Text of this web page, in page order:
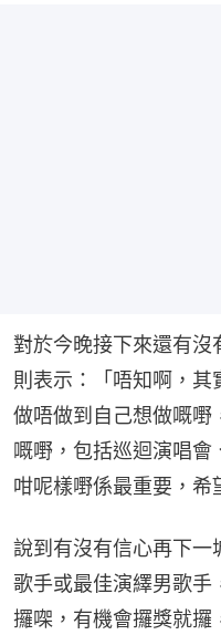
對於今晚接下來還有沒
則表示：「唔知啊，
做唔做到自己想做嘅
嘅嘢，包括巡迴演唱會
咁呢樣嘢係最重要，希
說到有沒有信心再下
歌手或最佳演繹男歌手
攞㗎，有機會攞獎就攞